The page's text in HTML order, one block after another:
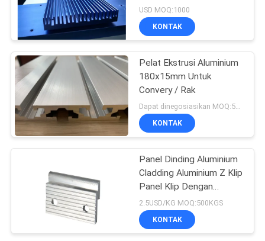
CNC
USD MOQ:1000
KONTAK
Pelat Ekstrusi Aluminium
180x15mm Untuk
Convery / Rak
Dapat dinegosiasikan MOQ:500KGS
KONTAK
Panel Dinding Aluminium
Cladding Aluminium Z Klip
Panel Klip Dengan
Lubang Pengeboran
2.5USD/KG MOQ:500KGS
KONTAK